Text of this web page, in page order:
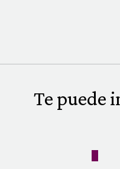
Te puede